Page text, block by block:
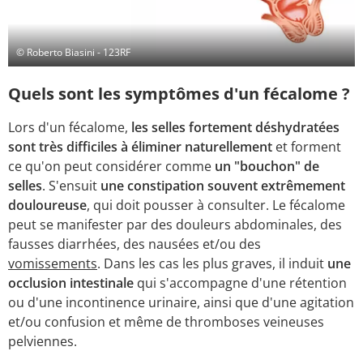
© Roberto Biasini - 123RF
Quels sont les symptômes d'un fécalome ?
Lors d'un fécalome, les selles fortement déshydratées
sont très difficiles à éliminer naturellement et forment
ce qu'on peut considérer comme un "bouchon" de
selles. S'ensuit une constipation souvent extrêmement
douloureuse, qui doit pousser à consulter. Le fécalome
peut se manifester par des douleurs abdominales, des
fausses diarrhées, des nausées et/ou des
vomissements. Dans les cas les plus graves, il induit une
occlusion intestinale qui s'accompagne d'une rétention
ou d'une incontinence urinaire, ainsi que d'une agitation
et/ou confusion et même de thromboses veineuses
pelviennes.